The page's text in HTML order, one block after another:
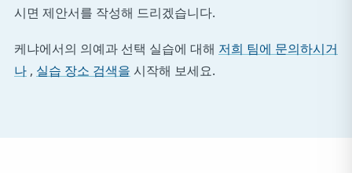
시면 제안서를 작성해 드리겠습니다.
케냐에서의 의예과 선택 실습에 대해 저희 팀에 문의하시거
나 , 실습 장소 검색을 시작해 보세요.